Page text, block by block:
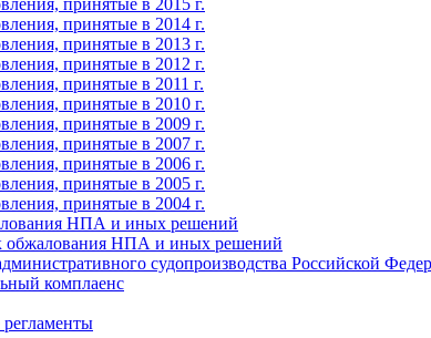
принятые в 2015 г.
принятые в 2014 г.
принятые в 2013 г.
принятые в 2012 г.
принятые в 2011 г.
принятые в 2010 г.
принятые в 2009 г.
принятые в 2007 г.
принятые в 2006 г.
принятые в 2005 г.
принятые в 2004 г.
НПА и иных решений
обжалования НПА и иных решений
судопроизводства Российской
комплаенс